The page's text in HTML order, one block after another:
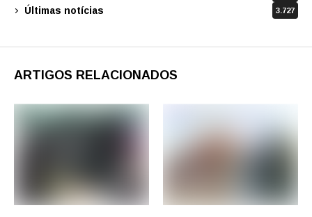
Últimas notícias 3.727
ARTIGOS RELACIONADOS